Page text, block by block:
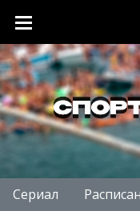
Сериал